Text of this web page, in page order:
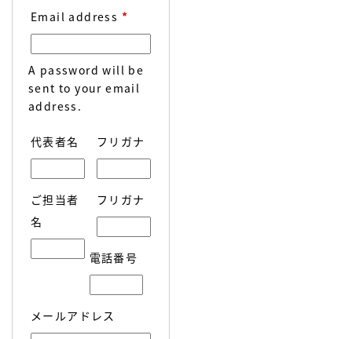
Email address *
A password will be
sent to your email
address.
代表者名 フリガナ
ご担当者
名
フリガナ
電話番号
メールアドレス